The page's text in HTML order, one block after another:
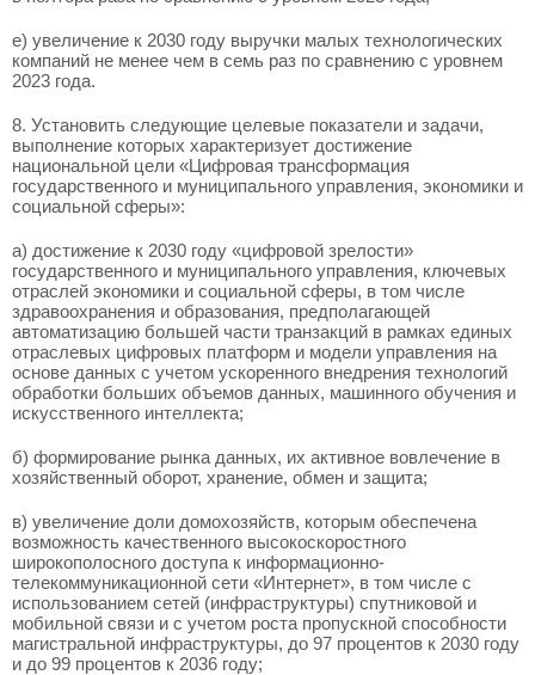
е) увеличение к 2030 году выручки малых технологических
компаний не менее чем в семь раз по сравнению с уровнем
2023 года.
8. Установить следующие целевые показатели и задачи,
выполнение которых характеризует достижение
национальной цели «Цифровая трансформация
государственного и муниципального управления, экономики и
социальной сферы»:
а) достижение к 2030 году «цифровой зрелости»
государственного и муниципального управления, ключевых
отраслей экономики и социальной сферы, в том числе
здравоохранения и образования, предполагающей
автоматизацию большей части транзакций в рамках единых
отраслевых цифровых платформ и модели управления на
основе данных с учетом ускоренного внедрения технологий
обработки больших объемов данных, машинного обучения и
искусственного интеллекта;
б) формирование рынка данных, их активное вовлечение в
хозяйственный оборот, хранение, обмен и защита;
в) увеличение доли домохозяйств, которым обеспечена
возможность качественного высокоскоростного
широкополосного доступа к информационно-
телекоммуникационной сети «Интернет», в том числе с
использованием сетей (инфраструктуры) спутниковой и
мобильной связи и с учетом роста пропускной способности
магистральной инфраструктуры, до 97 процентов к 2030 году
и до 99 процентов к 2036 году;